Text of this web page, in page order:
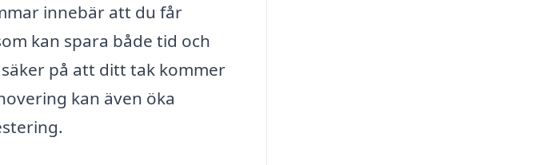
innebär att du får
kan spara både tid och
på att ditt tak kommer
kan även öka